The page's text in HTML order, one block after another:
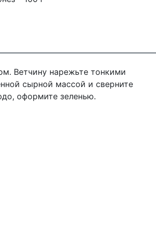
Ветчину нарежьте тонкими
сырной массой и сверните
оформите зеленью.